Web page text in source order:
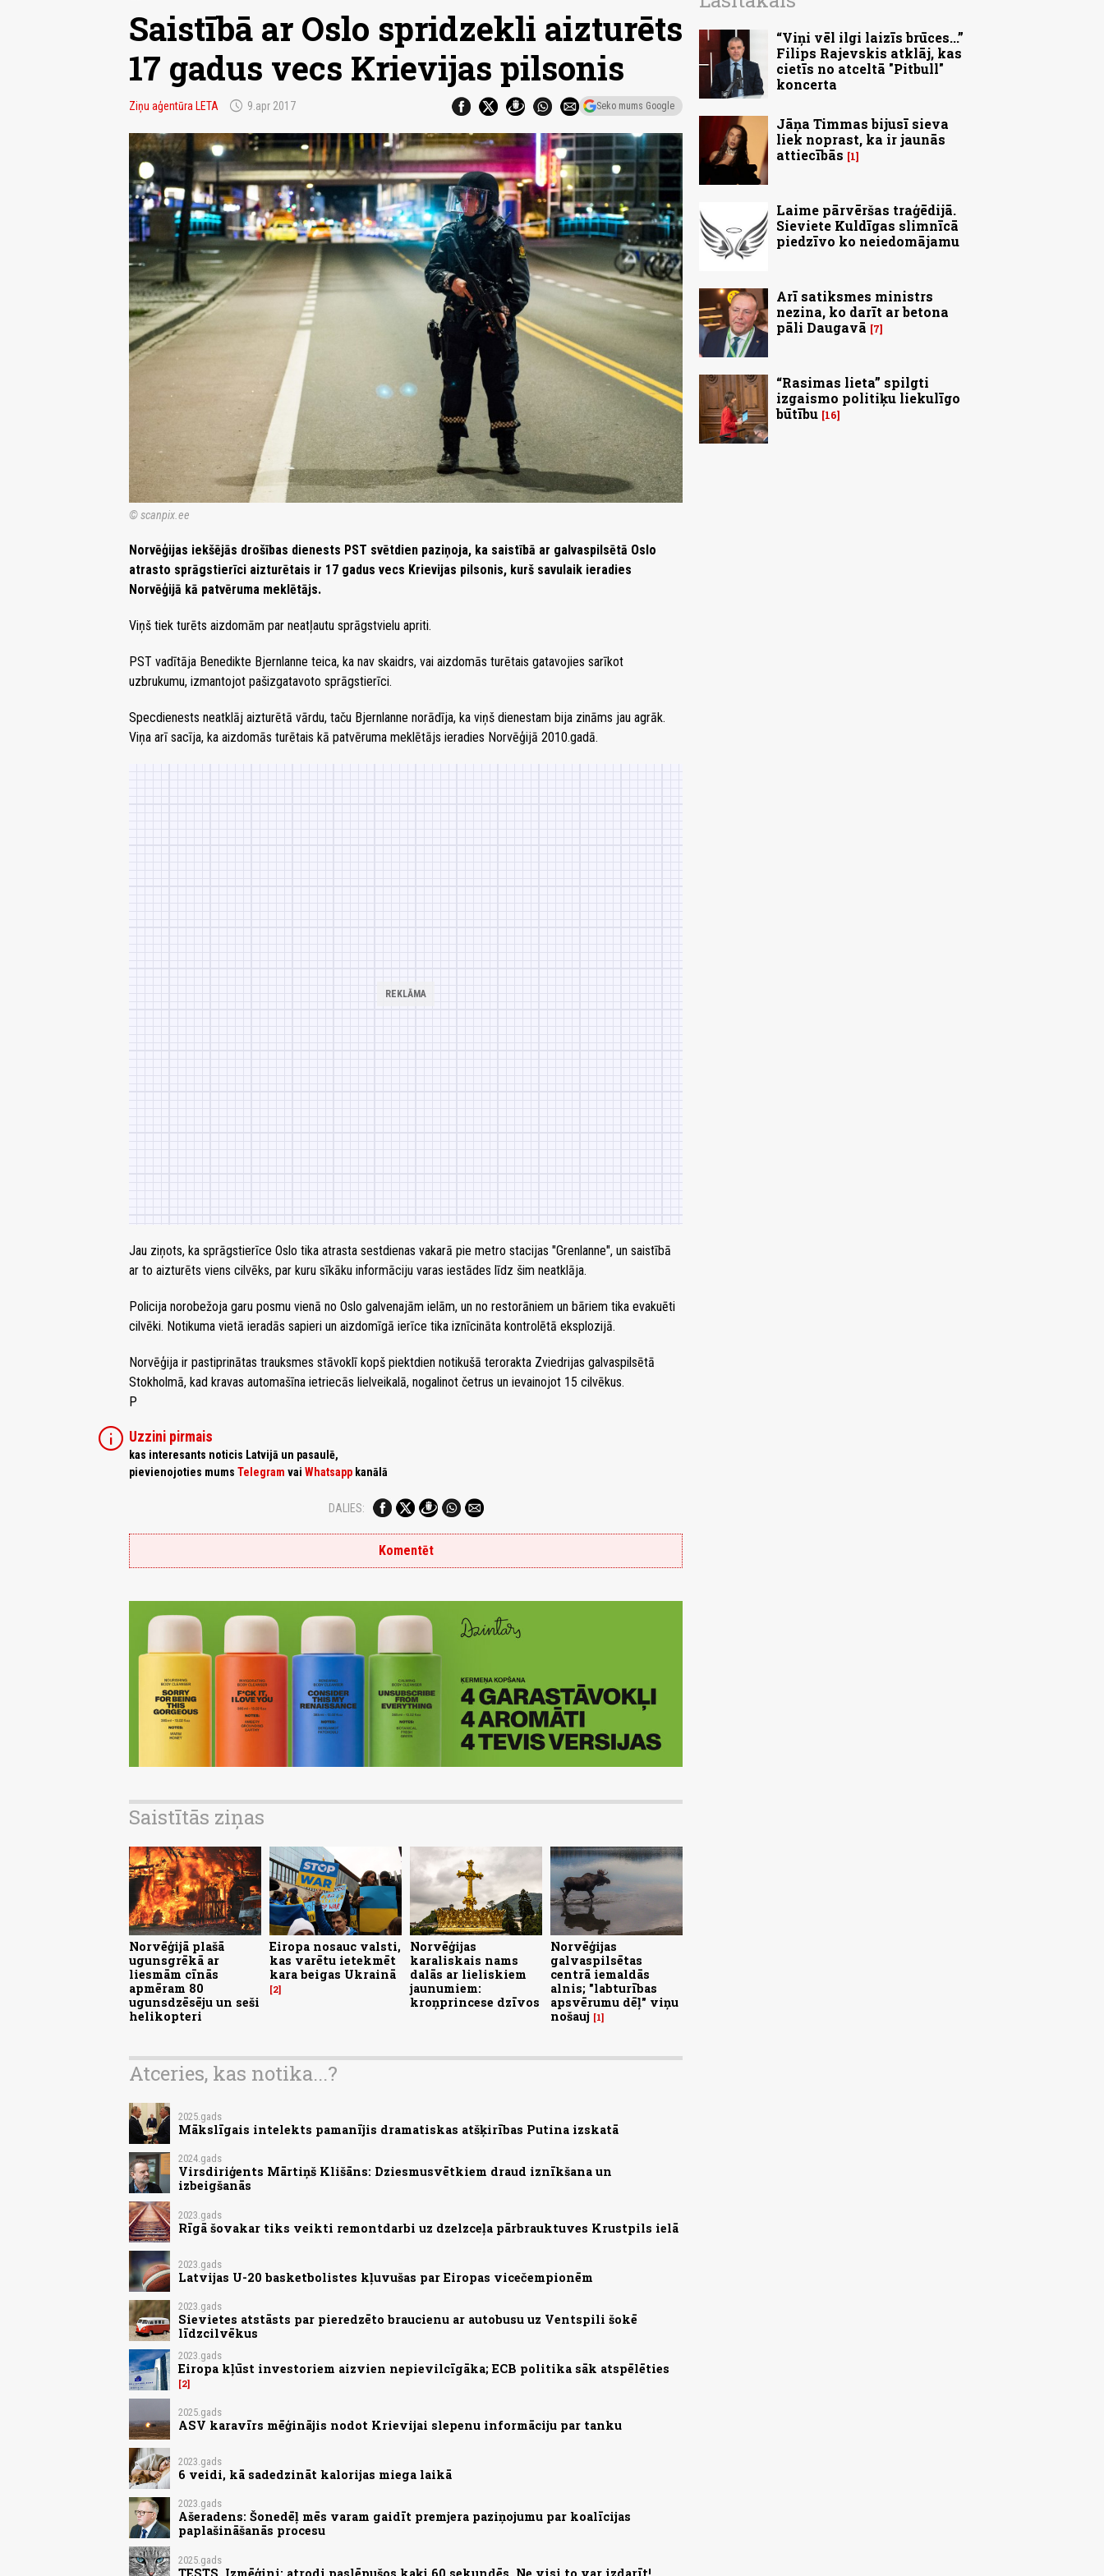
Saistībā ar Oslo spridzekli aizturēts
17 gadus vecs Krievijas pilsonis
Ziņu aģentūra LETA schedule 9.apr 2017 Seko mums Google
© scanpix.ee
Norvēģijas iekšējās drošības dienests PST svētdien paziņoja, ka saistībā ar galvaspilsētā Oslo
atrasto sprāgstierīci aizturētais ir 17 gadus vecs Krievijas pilsonis, kurš savulaik ieradies
Norvēģijā kā patvēruma meklētājs.
Viņš tiek turēts aizdomām par neatļautu sprāgstvielu apriti.
PST vadītāja Benedikte Bjernlanne teica, ka nav skaidrs, vai aizdomās turētais gatavojies sarīkot
uzbrukumu, izmantojot pašizgatavoto sprāgstierīci.
Specdienests neatklāj aizturētā vārdu, taču Bjernlanne norādīja, ka viņš dienestam bija zināms jau agrāk.
Viņa arī sacīja, ka aizdomās turētais kā patvēruma meklētājs ieradies Norvēģijā 2010.gadā.
Jau ziņots, ka sprāgstierīce Oslo tika atrasta sestdienas vakarā pie metro stacijas "Grenlanne", un saistībā
ar to aizturēts viens cilvēks, par kuru sīkāku informāciju varas iestādes līdz šim neatklāja.
Policija norobežoja garu posmu vienā no Oslo galvenajām ielām, un no restorāniem un bāriem tika evakuēti
cilvēki. Notikuma vietā ieradās sapieri un aizdomīgā ierīce tika iznīcināta kontrolētā eksplozijā.
Norvēģija ir pastiprinātas trauksmes stāvoklī kopš piektdien notikušā terorakta Zviedrijas galvaspilsētā
Stokholmā, kad kravas automašīna ietriecās lielveikalā, nogalinot četrus un ievainojot 15 cilvēkus.
P
info Uzzini pirmais
kas interesants noticis Latvijā un pasaulē,
pievienojoties mums Telegram vai Whatsapp kanālā
DALIES:
Komentēt
Saistītās ziņas
Norvēģijā plašā
ugunsgrēkā ar
liesmām cīnās
apmēram 80
ugunsdzēsēju un seši
helikopteri
Eiropa nosauc valsti,
kas varētu ietekmēt
kara beigas Ukrainā
2
Norvēģijas
karaliskais nams
dalās ar lieliskiem
jaunumiem:
kroņprincese dzīvos
Norvēģijas
galvaspilsētas
centrā iemaldās
alnis; "labturības
apsvērumu dēļ" viņu
nošauj
1
Atceries, kas notika...?
2025.gads
Mākslīgais intelekts pamanījis dramatiskas atšķirības Putina izskatā
2024.gads
Virsdiriģents Mārtiņš Klišāns: Dziesmusvētkiem draud iznīkšana un
izbeigšanās
2023.gads
Rīgā šovakar tiks veikti remontdarbi uz dzelzceļa pārbrauktuves Krustpils ielā
2023.gads
Latvijas U-20 basketbolistes kļuvušas par Eiropas vicečempionēm
2023.gads
Sievietes atstāsts par pieredzēto braucienu ar autobusu uz Ventspili šokē
līdzcilvēkus
2023.gads
Eiropa kļūst investoriem aizvien nepievilcīgāka; ECB politika sāk atspēlēties
2
2025.gads
ASV karavīrs mēģinājis nodot Krievijai slepenu informāciju par tanku
2023.gads
6 veidi, kā sadedzināt kalorijas miega laikā
2023.gads
Ašeradens: Šonedēļ mēs varam gaidīt premjera paziņojumu par koalīcijas
paplašināšanās procesu
2025.gads
“Viņi vēl ilgi laizīs brūces...”
Filips Rajevskis atklāj, kas
cietīs no atceltā "Pitbull"
koncerta
Jāņa Timmas bijusī sieva
liek noprast, ka ir jaunās
attiecībās
1
Laime pārvēršas traģēdijā.
Sieviete Kuldīgas slimnīcā
piedzīvo ko neiedomājamu
Arī satiksmes ministrs
nezina, ko darīt ar betona
pāli Daugavā
7
“Rasimas lieta” spilgti
izgaismo politiķu liekulīgo
būtību 16